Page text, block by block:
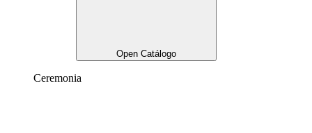
Open Catálogo
Ceremonia